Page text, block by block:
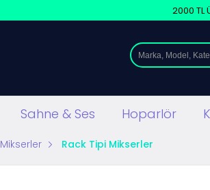
2000 TL
Sahne & Ses Hoparlör
Mikserler Rack Tipi Mikserler